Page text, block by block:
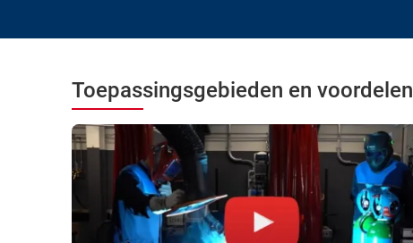
Toepassingsgebieden en voordelen